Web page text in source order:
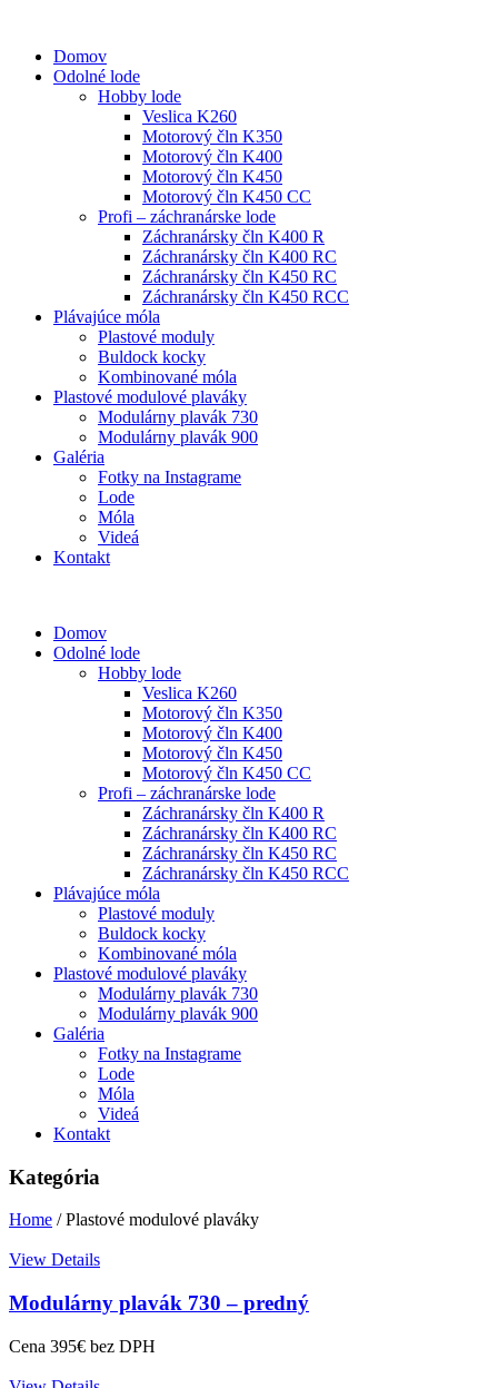
Domov
Odolné lode
Hobby lode
Veslica K260
Motorový čln K350
Motorový čln K400
Motorový čln K450
Motorový čln K450 CC
Profi – záchranárske lode
Záchranársky čln K400 R
Záchranársky čln K400 RC
Záchranársky čln K450 RC
Záchranársky čln K450 RCC
Plávajúce móla
Plastové moduly
Buldock kocky
Kombinované móla
Plastové modulové plaváky
Modulárny plavák 730
Modulárny plavák 900
Galéria
Fotky na Instagrame
Lode
Móla
Videá
Kontakt
Domov
Odolné lode
Hobby lode
Veslica K260
Motorový čln K350
Motorový čln K400
Motorový čln K450
Motorový čln K450 CC
Profi – záchranárske lode
Záchranársky čln K400 R
Záchranársky čln K400 RC
Záchranársky čln K450 RC
Záchranársky čln K450 RCC
Plávajúce móla
Plastové moduly
Buldock kocky
Kombinované móla
Plastové modulové plaváky
Modulárny plavák 730
Modulárny plavák 900
Galéria
Fotky na Instagrame
Lode
Móla
Videá
Kontakt
Kategória
Home / Plastové modulové plaváky
View Details
Modulárny plavák 730 – predný
Cena 395€ bez DPH